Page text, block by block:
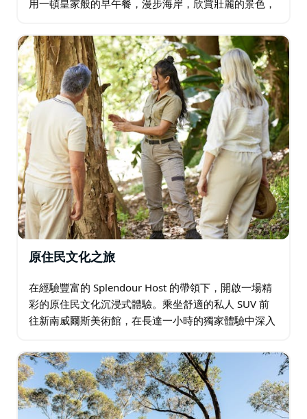
用一頓皇家般的早午餐，漫步海岸，欣賞壯麗的景色，
以及Instagram無法展現的美景…
原住民文化之旅
在經驗豐富的 Splendour Host 的帶領下，開啟一場精
彩的原住民文化沉浸式體驗。乘坐舒適的私人 SUV 前
往新南威爾斯美術館，在長達一小時的獨家體驗中深入
領的兩小時私人原住民徒步之旅…